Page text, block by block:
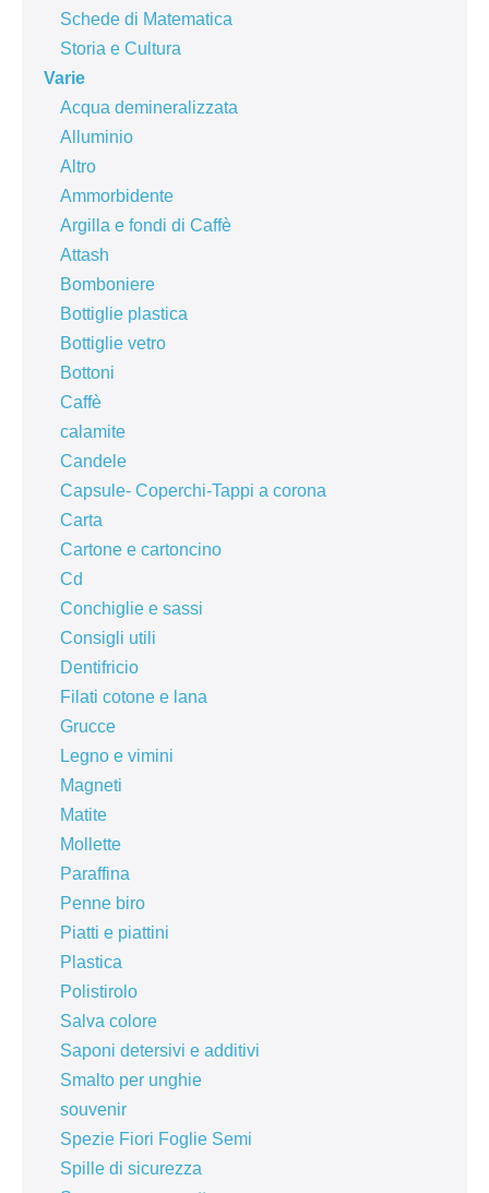
Schede di Matematica
Storia e Cultura
Varie
Acqua demineralizzata
Alluminio
Altro
Ammorbidente
Argilla e fondi di Caffè
Attash
Bomboniere
Bottiglie plastica
Bottiglie vetro
Bottoni
Caffè
calamite
Candele
Capsule- Coperchi-Tappi a corona
Carta
Cartone e cartoncino
Cd
Conchiglie e sassi
Consigli utili
Dentifricio
Filati cotone e lana
Grucce
Legno e vimini
Magneti
Matite
Mollette
Paraffina
Penne biro
Piatti e piattini
Plastica
Polistirolo
Salva colore
Saponi detersivi e additivi
Smalto per unghie
souvenir
Spezie Fiori Foglie Semi
Spille di sicurezza